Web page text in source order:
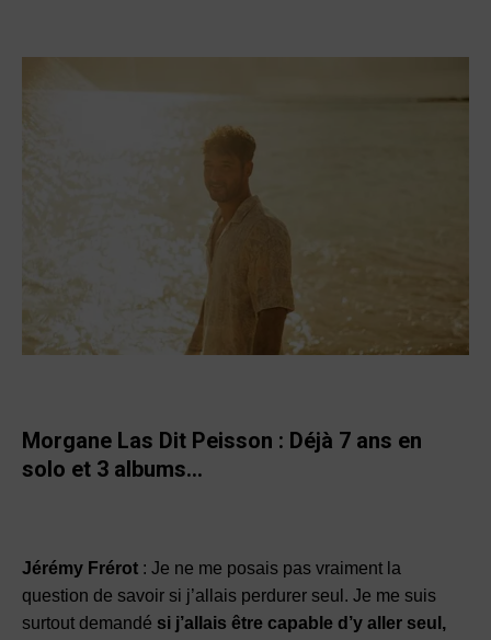
Morgane Las Dit Peisson : Déjà 7 ans en
solo et 3 albums…
Jérémy Frérot : Je ne me posais pas vraiment la
question de savoir si j’allais perdurer seul. Je me suis
surtout demandé si j’allais être capable d’y aller seul,